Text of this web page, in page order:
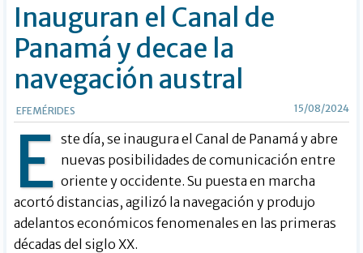
Inauguran el Canal de
Panamá y decae la
navegación austral
EFEMÉRIDES 15/08/2024
E ste día, se inaugura el Canal de Panamá y abre
nuevas posibilidades de comunicación entre
oriente y occidente. Su puesta en marcha
acortó distancias, agilizó la navegación y produjo
adelantos económicos fenomenales en las primeras
décadas del siglo XX.